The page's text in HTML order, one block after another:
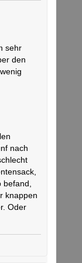
sehr
den
nach
knappen
Oder